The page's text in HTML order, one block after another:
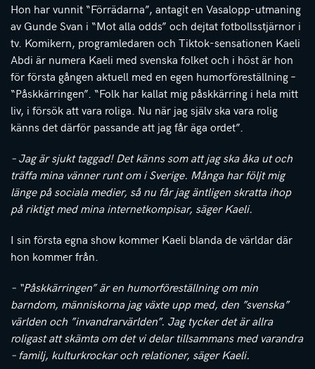
Hon har vunnit “Förrädarna”, antagit en Vasalopp-utmaning
av Gunde Svan i “Mot alla odds” och dejtat fotbollsstjärnor i
tv. Komikern, programledaren och Tiktok-sensationen Kaeli
Abdi är numera Kaeli med svenska folket och i höst är hon
för första gången aktuell med en egen humorföreställning –
“Påskkärringen”. “Folk har kallat mig påskkärring i hela mitt
liv, i försök att vara roliga. Nu när jag själv ska vara rolig
känns det därför passande att jag får äga ordet”.
– Jag är sjukt taggad! Det känns som att jag ska åka ut och
träffa mina vänner runt om i Sverige. Många har följt mig
länge på sociala medier, så nu får jag äntligen skratta ihop
på riktigt med mina internetkompisar, säger Kaeli.
I sin första egna show kommer Kaeli blanda de världar där
hon kommer från.
– “Påskkärringen” är en humorföreställning om min
barndom, människorna jag växte upp med, den ”svenska”
världen och ”invandrarvärlden”. Jag tycker det är allra
roligast att skämta om det vi delar tillsammans med varandra
– familj, kulturkrockar och relationer, säger Kaeli.